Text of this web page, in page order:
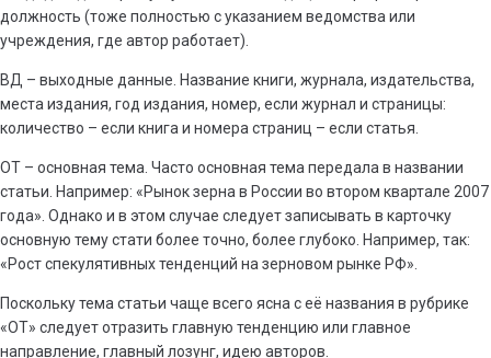
должность (тоже полностью с указанием ведомства или
учреждения, где автор работает).
ВД – выходные данные. Название книги, журнала, издательства,
места издания, год издания, номер, если журнал и страницы:
количество – если книга и номера страниц – если статья.
ОТ – основная тема. Часто основная тема передала в названии
статьи. Например: «Рынок зерна в России во втором квартале 2007
года». Однако и в этом случае следует записывать в карточку
основную тему стати более точно, более глубоко. Например, так:
«Рост спекулятивных тенденций на зерновом рынке РФ».
Поскольку тема статьи чаще всего ясна с её названия в рубрике
«ОТ» следует отразить главную тенденцию или главное
направление, главный лозунг, идею авторов.